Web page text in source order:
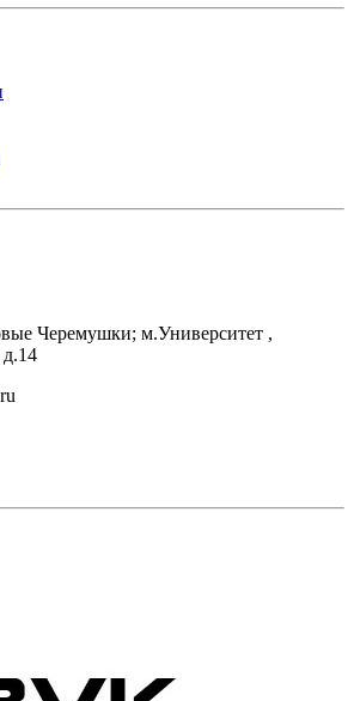
Черемушки; м.Университет ,